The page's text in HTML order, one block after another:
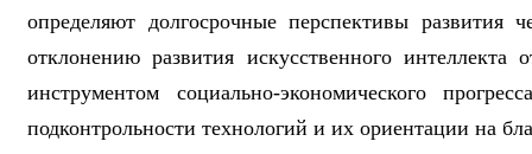
определяют долгосрочные перспективы
отклонению развития искусственного
инструментом социально-экономического
подконтрольности технологий и их ориентации на